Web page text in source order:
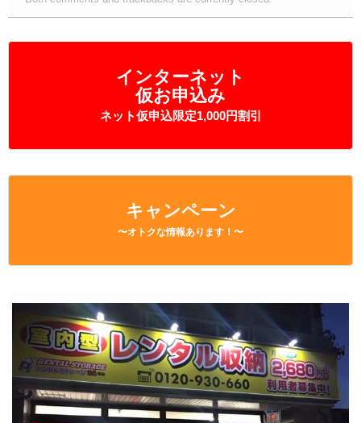
インターネット
仮お申込み
ネット仮申込限定1,000円割引
キャンペーン
〜オトクな情報あります！〜